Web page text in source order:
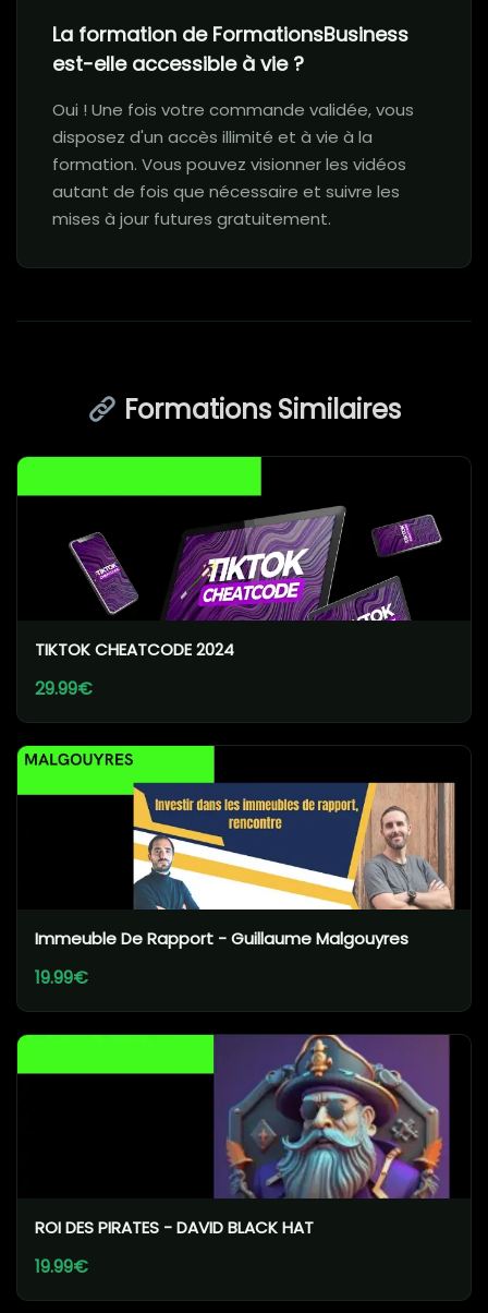
La formation de FormationsBusiness
est-elle accessible à vie ?
Oui ! Une fois votre commande validée, vous
disposez d'un accès illimité et à vie à la
formation. Vous pouvez visionner les vidéos
autant de fois que nécessaire et suivre les
mises à jour futures gratuitement.
Formations Similaires
TIKTOK CHEATCODE 2024
29.99€
Immeuble De Rapport - Guillaume Malgouyres
19.99€
ROI DES PIRATES - DAVID BLACK HAT
19.99€